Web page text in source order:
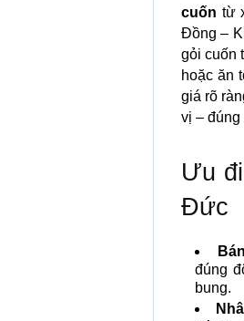
cuốn từ
Đồng –
gỏi cuốn
hoặc ăn
giá rõ
vị – đúng
Ưu
Đức
đúng
bung.